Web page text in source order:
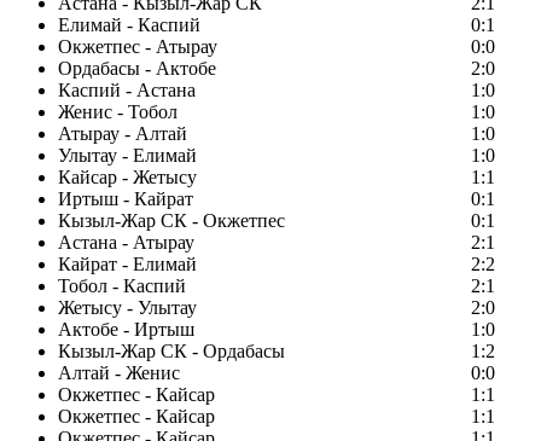
Елимай - Каспий
0:1
Окжетпес - Атырау
0:0
Ордабасы - Актобе
2:0
Каспий - Астана
1:0
Женис - Тобол
1:0
Атырау - Алтай
1:0
Улытау - Елимай
1:0
Кайсар - Жетысу
1:1
Иртыш - Кайрат
0:1
Кызыл-Жар СК - Окжетпес
0:1
Астана - Атырау
2:1
Кайрат - Елимай
2:2
Тобол - Каспий
2:1
Жетысу - Улытау
2:0
Актобе - Иртыш
1:0
Кызыл-Жар СК - Ордабасы
1:2
Алтай - Женис
0:0
Окжетпес - Кайсар
1:1
Окжетпес - Кайсар
1:1